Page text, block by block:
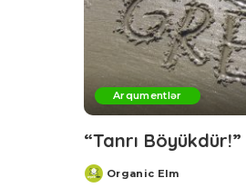
Arqumentlər
“Tanrı Böyükdür!”
Posted
Organic Elm